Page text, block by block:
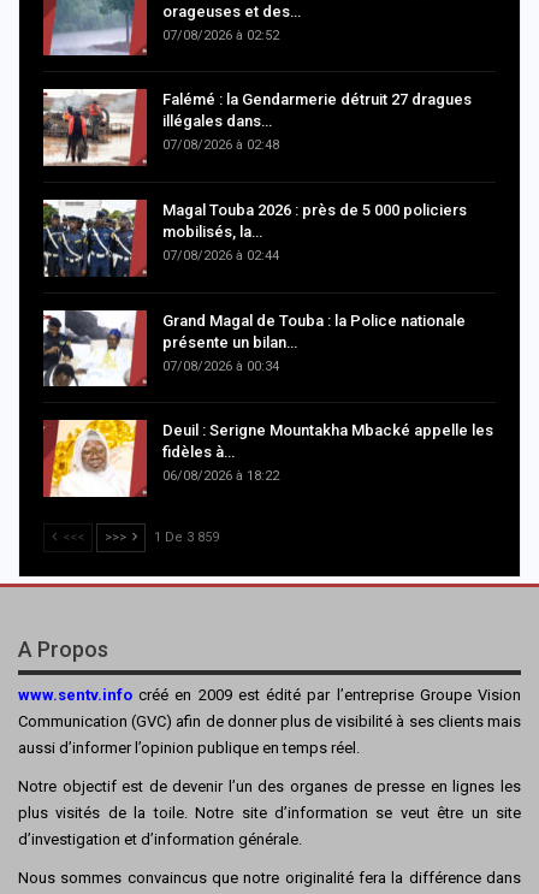
orageuses et des…
07/08/2026 à 02:52
Falémé : la Gendarmerie détruit 27 dragues
illégales dans…
07/08/2026 à 02:48
Magal Touba 2026 : près de 5 000 policiers
mobilisés, la…
07/08/2026 à 02:44
Grand Magal de Touba : la Police nationale
présente un bilan…
07/08/2026 à 00:34
Deuil : Serigne Mountakha Mbacké appelle les
fidèles à…
06/08/2026 à 18:22
<<< >>> 1 De 3 859
A Propos
www.sentv.info créé en 2009 est édité par l’entreprise Groupe Vision
Communication (GVC) afin de donner plus de visibilité à ses clients mais
aussi d’informer l’opinion publique en temps réel.
Notre objectif est de devenir l’un des organes de presse en lignes les
plus visités de la toile. Notre site d’information se veut être un site
d’investigation et d’information générale.
Nous sommes convaincus que notre originalité fera la différence dans